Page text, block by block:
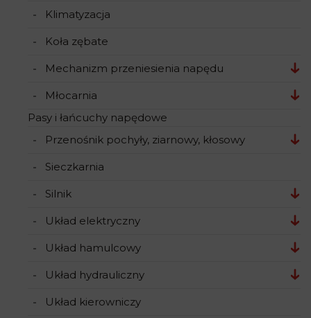
Klimatyzacja
Koła zębate
Mechanizm przeniesienia napędu
Młocarnia
Pasy i łańcuchy napędowe
Przenośnik pochyły, ziarnowy, kłosowy
Sieczkarnia
Silnik
Układ elektryczny
Układ hamulcowy
Układ hydrauliczny
Układ kierowniczy